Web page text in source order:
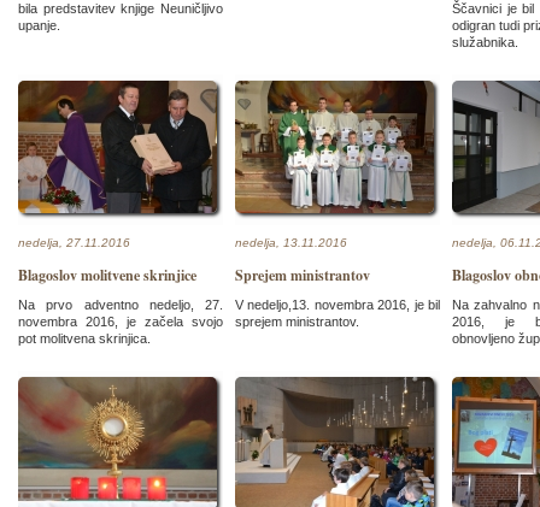
bila predstavitev knjige Neuničljivo
upanje.
Ščavnici je bil
odigran tudi
služabnika.
nedelja, 27.11.2016
Blagoslov molitvene skrinjice
Na prvo adventno nedeljo, 27.
novembra 2016, je začela svojo
pot molitvena skrinjica.
nedelja, 13.11.2016
Sprejem ministrantov
V nedeljo,13. novembra 2016, je bil
sprejem ministrantov.
nedelja,
Blagoslov
Na zahvalno
2016, je
obnovljeno